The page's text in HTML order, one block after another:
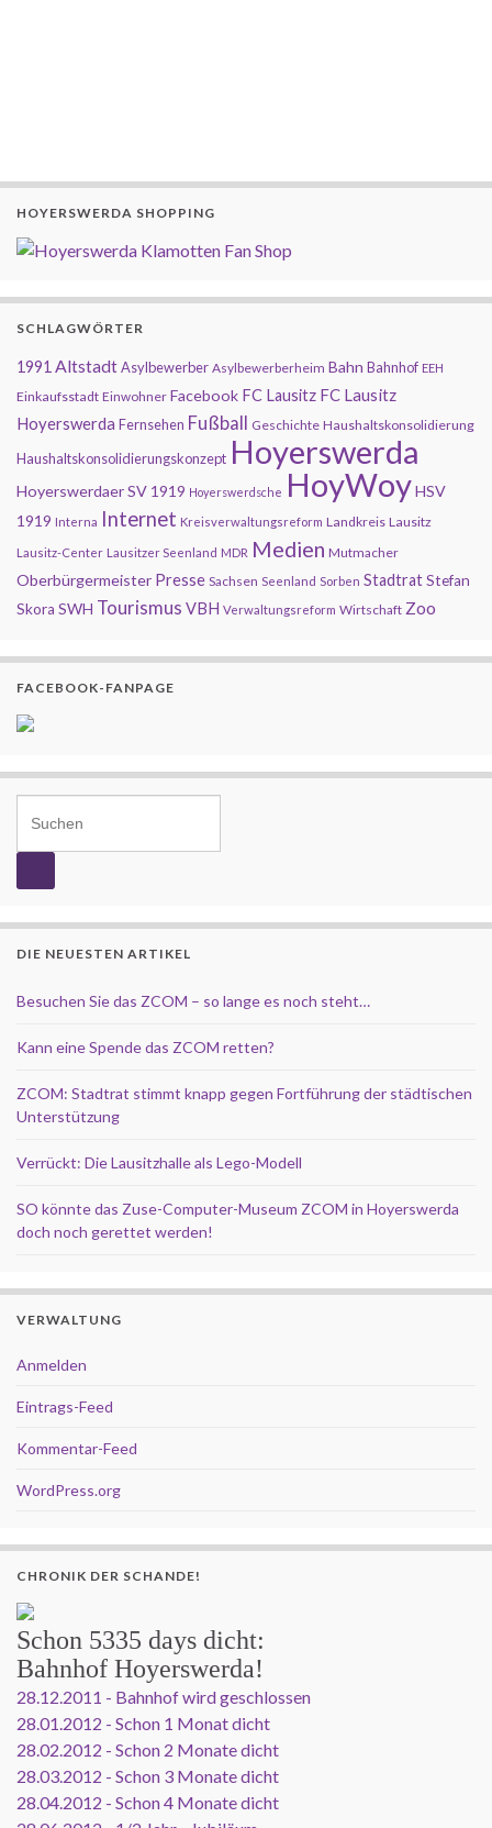
HOYERSWERDA SHOPPING
SCHLAGWÖRTER
1991 AltstadtAsylbewerber Asylbewerberheim Bahn Bahnhof EEH
Einkaufsstadt Einwohner Facebook FC Lausitz FC Lausitz
Hoyerswerda Fernsehen Fußball Geschichte Haushaltskonsolidierung
Haushaltskonsolidierungskonzept Hoyerswerda
Hoyerswerdaer SV 1919 Hoyerswerdsche HoyWoyHSV
1919 Interna Internet Kreisverwaltungsreform Landkreis Lausitz
Lausitz-Center Lausitzer Seenland MDR Medien Mutmacher
Oberbürgermeister Presse Sachsen Seenland Sorben StadtratStefan
Skora SWH Tourismus VBH Verwaltungsreform Wirtschaft Zoo
FACEBOOK-FANPAGE
DIE NEUESTEN ARTIKEL
Besuchen Sie das ZCOM – so lange es noch steht…
Kann eine Spende das ZCOM retten?
ZCOM: Stadtrat stimmt knapp gegen Fortführung der städtischen
Unterstützung
Verrückt: Die Lausitzhalle als Lego-Modell
SO könnte das Zuse-Computer-Museum ZCOM in Hoyerswerda
doch noch gerettet werden!
VERWALTUNG
Anmelden
Eintrags-Feed
Kommentar-Feed
WordPress.org
CHRONIK DER SCHANDE!
Schon 5335 days dicht:
Bahnhof Hoyerswerda!
28.12.2011 - Bahnhof wird geschlossen
28.01.2012 - Schon 1 Monat dicht
28.02.2012 - Schon 2 Monate dicht
28.03.2012 - Schon 3 Monate dicht
28.04.2012 - Schon 4 Monate dicht